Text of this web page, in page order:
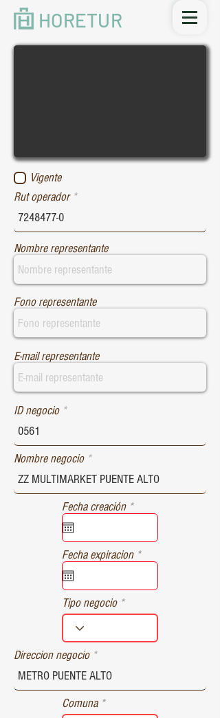
HORETUR
Vigente
Rut operador
Nombre representante
Fono representante
E-mail representante
ID negocio
Nombre negocio
Fecha creación *r
e
u
i
d
Fecha expiracion *r
e
u
r
d
Tipo negocio
Direccion negocio
Comuna